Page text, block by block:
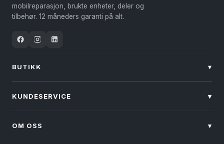
mobilreparasjon, brukte enheter, deler og
tilbehør. 12 måneders garanti på alt.
BUTIKK ▾
KUNDESERVICE ▾
OM OSS ▾